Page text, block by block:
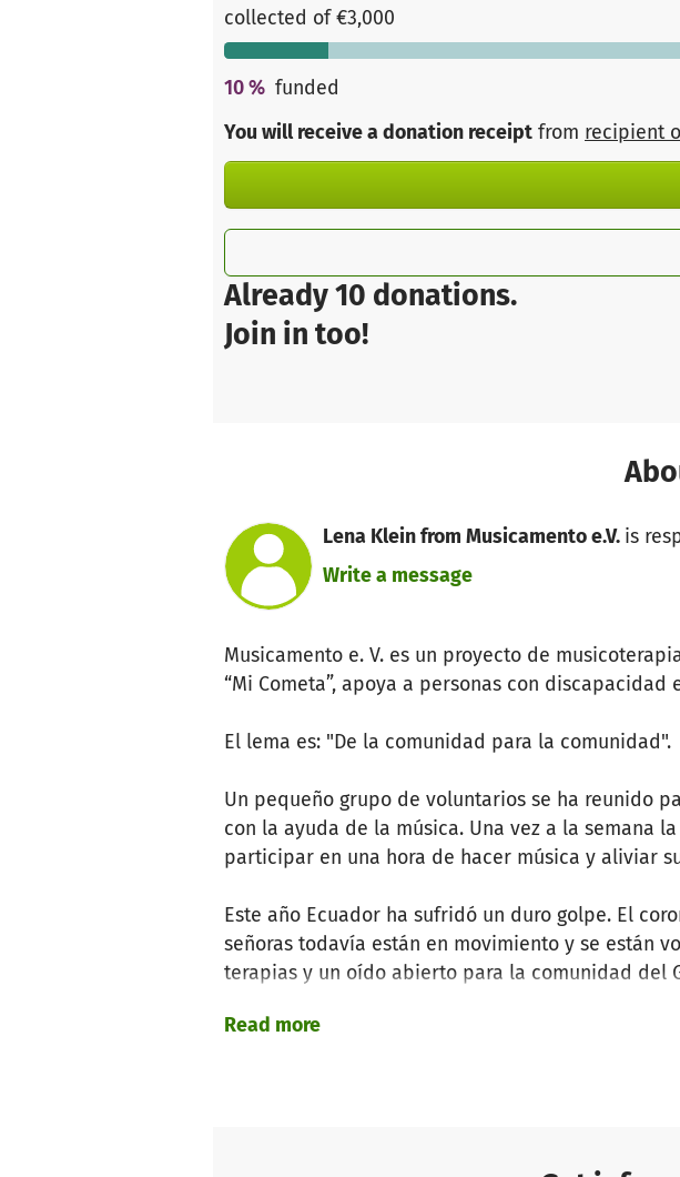
Already 10 donations.
Join in too!
collected of €3,000
10% funded
You will receive a donation receipt from recipient
Lena Klein from Musicamento e.V. is
Write a message
Musicamento e. V. es un proyecto de
“Mi Cometa”, apoya a personas con
El lema es: "De la comunidad para la comunidad".
Un pequeño grupo de voluntarios se ha reunido
con la ayuda de la música. Una vez a la semana
participar en una hora de hacer música y aliviar
Este año Ecuador ha sufridó un duro golpe. El
señoras todavía están en movimiento y se están
terapias y un oído abierto para la comunidad del
Pero también se necesita la tecnología adecuada
ayudar desde Alemania, queremos ofrecer
Read more